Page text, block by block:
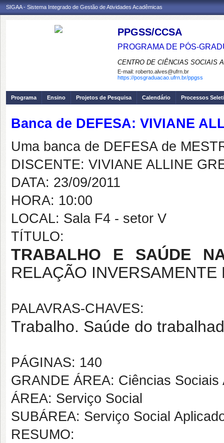
SIGAA - Sistema Integrado de Gestão de Atividades Acadêmicas
PPGSS/CCSA
PROGRAMA DE PÓS-
CENTRO DE CIÊNCIAS SOCIAIS
E-mail: roberto.alves@ufrn.br
https://posgraduacao.ufrn.br/ppgss
Programa Ensino Projetos de Pesquisa Calendário Processos
Banca de DEFESA: VIVIANE
Uma banca de DEFESA de
DISCENTE: VIVIANE ALLINE
DATA: 23/09/2011
HORA: 10:00
LOCAL: Sala F4 - setor V
TÍTULO:
TRABALHO E SAÚDE
RELAÇÃO INVERSAMENTE
PALAVRAS-CHAVES:
Trabalho. Saúde do
PÁGINAS: 140
GRANDE ÁREA: Ciências Sociais
ÁREA: Serviço Social
SUBÁREA: Serviço Social
RESUMO: